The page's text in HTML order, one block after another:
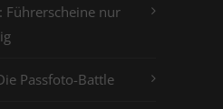
Führerscheine nur
Passfoto-Battle